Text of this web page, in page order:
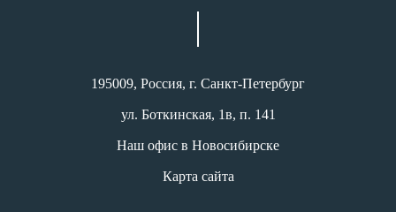
195009, Россия, г. Санкт-Петербург
ул. Боткинская, 1в, п. 141
Наш офис в Новосибирске
Карта сайта